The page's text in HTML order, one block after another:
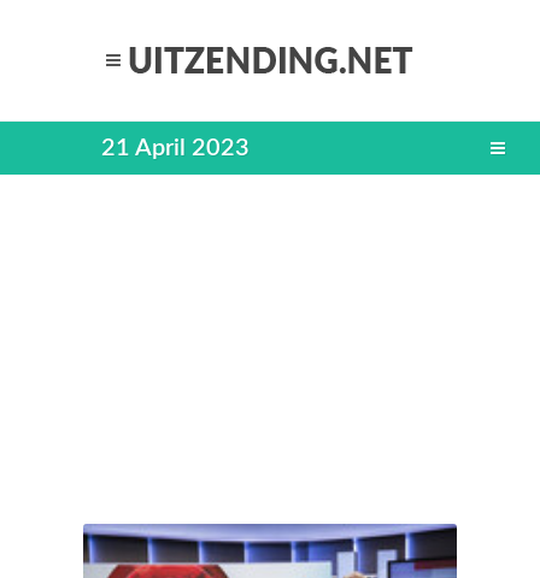
21 April 2023